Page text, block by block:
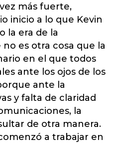
más fuerte,
inicio a lo que Kevin
la era de la
es otra cosa que la
en el que todos
ante los ojos de los
ante la
y falta de claridad
la
de otra manera.
a trabajar en